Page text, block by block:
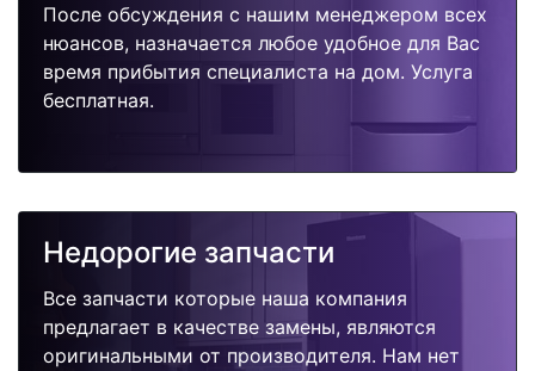
После обсуждения с нашим менеджером всех
нюансов, назначается любое удобное для Вас
время прибытия специалиста на дом. Услуга
бесплатная.
Недорогие запчасти
Все запчасти которые наша компания
предлагает в качестве замены, являются
оригинальными от производителя. Нам нет